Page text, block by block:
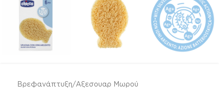
Βρεφανάπτυξη/Αξεσουαρ Μωρού